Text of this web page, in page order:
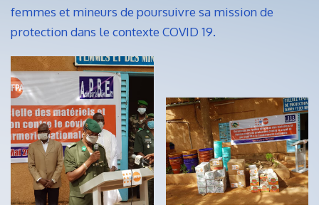
femmes et mineurs de poursuivre sa mission de
protection dans le contexte COVID 19.